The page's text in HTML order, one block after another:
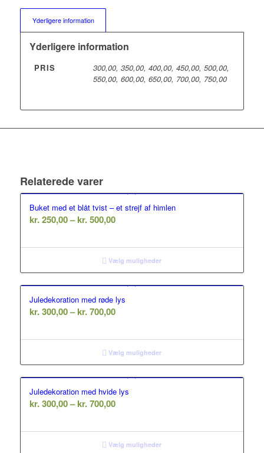
Yderligere information
Yderligere information
PRIS
300,00, 350,00, 400,00, 450,00, 500,00,
550,00, 600,00, 650,00, 700,00, 750,00
Relaterede varer
Buket med et blåt tvist – et strejf af himlen
kr.250,00– kr.500,00Prisinterval:
til
kr. 500,00
Vælg muligheder
Juledekoration med røde lys
kr.300,00– kr.700,00Prisinterval:
til
kr. 700,00
Vælg muligheder
Juledekoration med hvide lys
kr.300,00– kr.700,00Prisinterval:
til
kr. 700,00
Vælg muligheder